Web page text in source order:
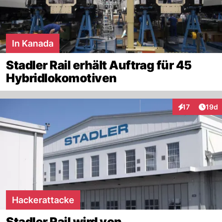
In Kanada
Stadler Rail erhält Auftrag für 45
Hybridlokomotiven
17
Interaktionen
19d
Hackerattacke